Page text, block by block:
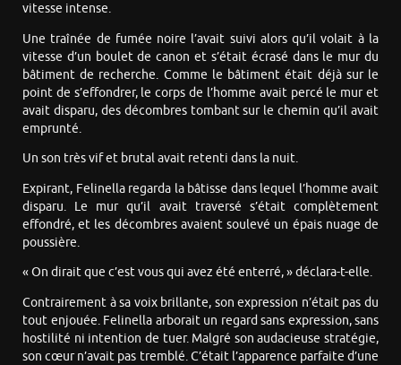
vitesse intense.
Une traînée de fumée noire l’avait suivi alors qu’il volait à la
vitesse d’un boulet de canon et s’était écrasé dans le mur du
bâtiment de recherche. Comme le bâtiment était déjà sur le
point de s’effondrer, le corps de l’homme avait percé le mur et
avait disparu, des décombres tombant sur le chemin qu’il avait
emprunté.
Un son très vif et brutal avait retenti dans la nuit.
Expirant, Felinella regarda la bâtisse dans lequel l’homme avait
disparu. Le mur qu’il avait traversé s’était complètement
effondré, et les décombres avaient soulevé un épais nuage de
poussière.
« On dirait que c’est vous qui avez été enterré, » déclara-t-elle.
Contrairement à sa voix brillante, son expression n’était pas du
tout enjouée. Felinella arborait un regard sans expression, sans
hostilité ni intention de tuer. Malgré son audacieuse stratégie,
son cœur n’avait pas tremblé. C’était l’apparence parfaite d’une